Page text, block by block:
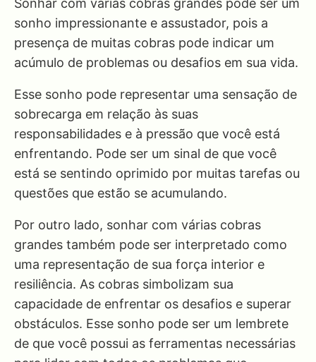
Sonhar com várias cobras grandes pode ser um
sonho impressionante e assustador, pois a
presença de muitas cobras pode indicar um
acúmulo de problemas ou desafios em sua vida.
Esse sonho pode representar uma sensação de
sobrecarga em relação às suas
responsabilidades e à pressão que você está
enfrentando. Pode ser um sinal de que você
está se sentindo oprimido por muitas tarefas ou
questões que estão se acumulando.
Por outro lado, sonhar com várias cobras
grandes também pode ser interpretado como
uma representação de sua força interior e
resiliência. As cobras simbolizam sua
capacidade de enfrentar os desafios e superar
obstáculos. Esse sonho pode ser um lembrete
de que você possui as ferramentas necessárias